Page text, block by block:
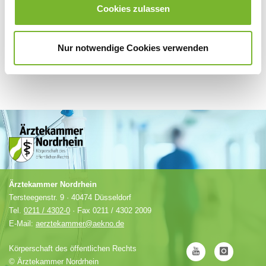
Cookies zulassen
Nur notwendige Cookies verwenden
Ärztekammer Nordrhein
Tersteegenstr. 9 · 40474 Düsseldorf
Tel. 0211 / 4302-0 · Fax 0211 / 4302 2009
E-Mail: aerztekammer@aekno.de
Körperschaft des öffentlichen Rechts
© Ärztekammer Nordrhein